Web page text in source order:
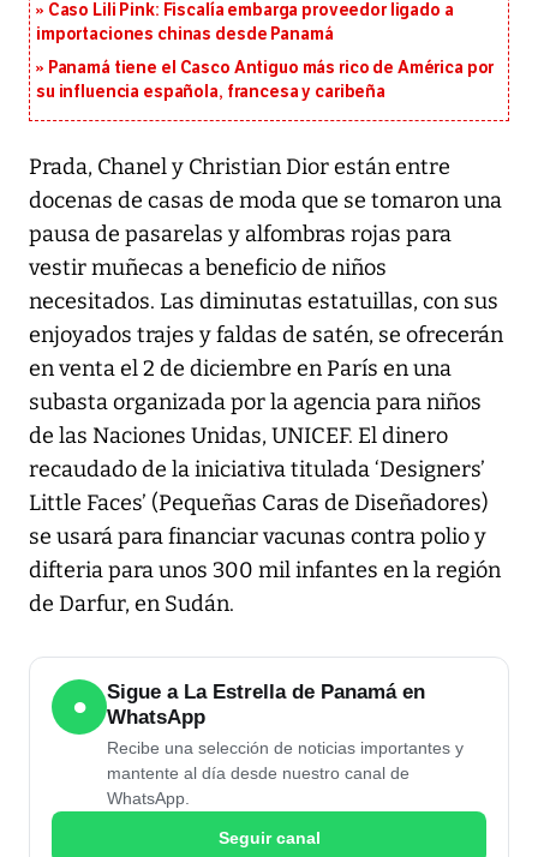
Caso Lili Pink: Fiscalía embarga proveedor ligado a
importaciones chinas desde Panamá
Panamá tiene el Casco Antiguo más rico de América por
su influencia española, francesa y caribeña
Prada, Chanel y Christian Dior están entre
docenas de casas de moda que se tomaron una
pausa de pasarelas y alfombras rojas para
vestir muñecas a beneficio de niños
necesitados. Las diminutas estatuillas, con sus
enjoyados trajes y faldas de satén, se ofrecerán
en venta el 2 de diciembre en París en una
subasta organizada por la agencia para niños
de las Naciones Unidas, UNICEF. El dinero
recaudado de la iniciativa titulada ‘Designers’
Little Faces’ (Pequeñas Caras de Diseñadores)
se usará para financiar vacunas contra polio y
difteria para unos 300 mil infantes en la región
de Darfur, en Sudán.
●
Sigue a La Estrella de Panamá en
WhatsApp
Recibe una selección de noticias importantes y
mantente al día desde nuestro canal de
WhatsApp.
Seguir canal